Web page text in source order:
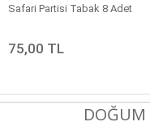
Safari Partisi Tabak 8 Adet
75,00 TL
DOĞUM